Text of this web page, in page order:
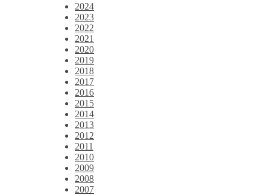
2024
2023
2022
2021
2020
2019
2018
2017
2016
2015
2014
2013
2012
2011
2010
2009
2008
2007